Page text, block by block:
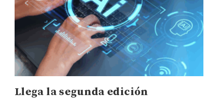
Llega la segunda edición